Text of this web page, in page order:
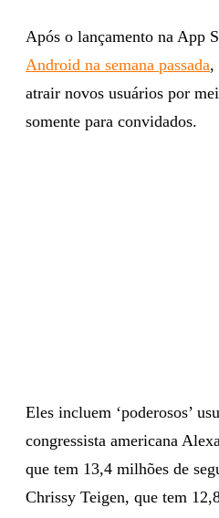
Após o lançamento na App
Android na semana passada,
atrair novos usuários por
somente para convidados.
Eles incluem ‘poderosos’
congressista americana
que tem 13,4 milhões de
Chrissy Teigen, que tem